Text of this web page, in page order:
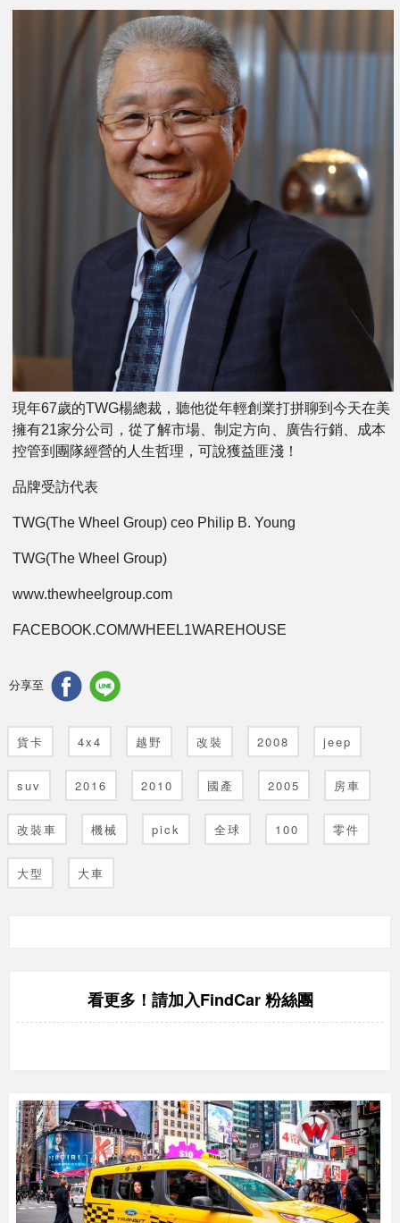
現年67歲的TWG楊總裁，聽他從年輕創業打拼聊到今天在美
擁有21家分公司，從了解市場、制定方向、廣告行銷、成本
控管到團隊經營的人生哲理，可說獲益匪淺！
品牌受訪代表
TWG(The Wheel Group) ceo Philip B. Young
TWG(The Wheel Group)
www.thewheelgroup.com
FACEBOOK.COM/WHEEL1WAREHOUSE
分享至
貨卡 4x4 越野 改裝 2008 jeep
suv 2016 2010 國產 2005 房車
改裝車 機械 pick 全球 100 零件
大型 大車
看更多！請加入FindCar 粉絲團